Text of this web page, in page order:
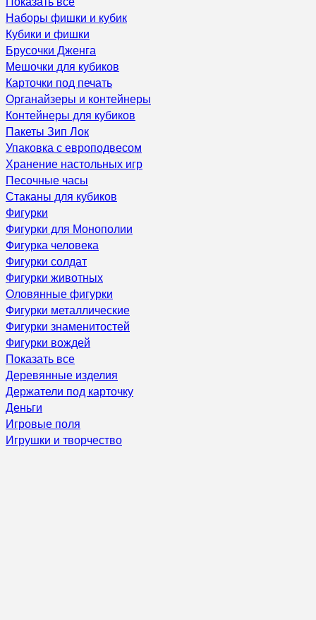
Наборы фишки и кубик
Кубики и фишки
Брусочки Дженга
Мешочки для кубиков
Карточки под печать
Органайзеры и контейнеры
Контейнеры для кубиков
Пакеты Зип Лок
Упаковка с европодвесом
Хранение настольных игр
Песочные часы
Стаканы для кубиков
Фигурки
Фигурки для Монополии
Фигурка человека
Фигурки солдат
Фигурки животных
Оловянные фигурки
Фигурки металлические
Фигурки знаменитостей
Фигурки вождей
Показать все
Деревянные изделия
Держатели под карточку
Деньги
Игровые поля
Игрушки и творчество